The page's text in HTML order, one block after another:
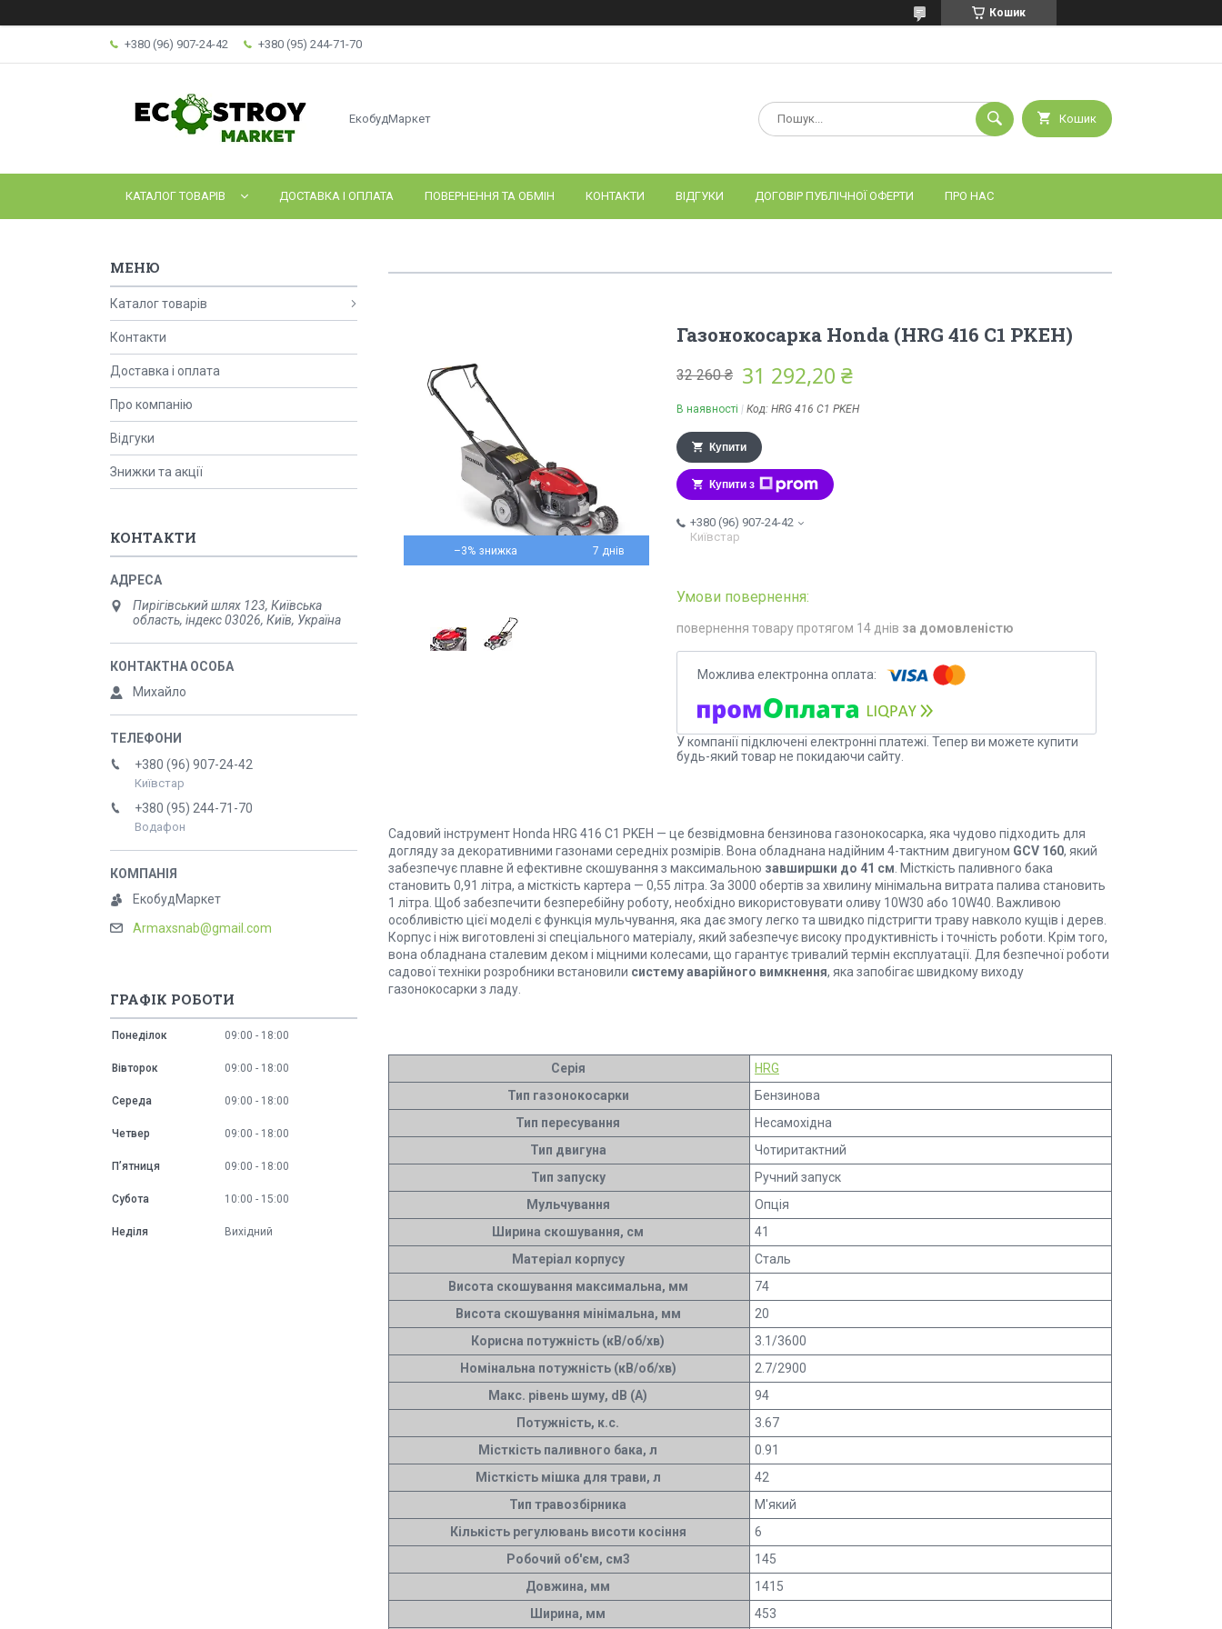
Кошик
+380 (96) 907-24-42 +380 (95) 244-71-70
ЕкобудМаркет Кошик
КАТАЛОГ ТОВАРІВ ДОСТАВКА І ОПЛАТА ПОВЕРНЕННЯ ТА ОБМІН КОНТАКТИ ВІДГУКИ ДОГОВІР ПУБЛІЧНОЇ ОФЕРТИ ПРО НАС
–3% 7 днів
Газонокосарка Honda (HRG 416 С1 PKEH)
32 260 ₴ 31 292,20 ₴
В наявності Код: HRG 416 С1 PKEH
Купити
Купити з
+380 (96) 907-24-42
Київстар
повернення товару протягом 14 днів за домовленістю
У компанії підключені електронні платежі. Тепер ви можете купити
будь-який товар не покидаючи сайту.
Садовий інструмент Honda HRG 416 С1 PKEH — це безвідмовна бензинова газонокосарка, яка чудово підходить для
догляду за декоративними газонами середніх розмірів. Вона обладнана надійним 4-тактним двигуном GCV 160, який
забезпечує плавне й ефективне скошування з максимальною завширшки до 41 см. Місткість паливного бака
становить 0,91 літра, а місткість картера — 0,55 літра. За 3000 обертів за хвилину мінімальна витрата палива становить
1 літра. Щоб забезпечити безперебійну роботу, необхідно використовувати оливу 10W30 або 10W40. Важливою
особливістю цієї моделі є функція мульчування, яка дає змогу легко та швидко підстригти траву навколо кущів і дерев.
Корпус і ніж виготовлені зі спеціального матеріалу, який забезпечує високу продуктивність і точність роботи. Крім того,
вона обладнана сталевим деком і міцними колесами, що гарантує тривалий термін експлуатації. Для безпечної роботи
садової техніки розробники встановили систему аварійного вимкнення, яка запобігає швидкому виходу
газонокосарки з ладу.
Серія
HRG
Тип газонокосарки
Бензинова
Тип пересування
Несамохідна
Тип двигуна
Чотиритактний
Тип запуску
Ручний запуск
Мульчування
Опція
Ширина скошування, см
41
Матеріал корпусу
Сталь
Висота скошування максимальна, мм
74
Висота скошування мінімальна, мм
20
Корисна потужність (кВ/об/хв)
3.1/3600
Номінальна потужність (кВ/об/хв)
2.7/2900
Макс. рівень шуму, dB (A)
94
Потужність, к.с.
3.67
Місткість паливного бака, л
0.91
Місткість мішка для трави, л
42
Тип травозбірника
М'який
Кількість регулювань висоти косіння
6
Робочий об'єм, см3
145
Довжина, мм
1415
Ширина, мм
453
Каталог товарів
Контакти
Доставка і оплата
Про компанію
Відгуки
Знижки та акції
КОНТАКТИ
Пирігівський шлях 123, Київська
область, індекс 03026, Київ, Україна
Михайло
+380 (96) 907-24-42
Київстар
+380 (95) 244-71-70
Водафон
ЕкобудМаркет
Armaxsnab@gmail.com
ГРАФІК РОБОТИ
Понеділок 09:00 18:00
Вівторок 09:00 18:00
Середа 09:00 18:00
Четвер 09:00 18:00
Пʼятниця 09:00 18:00
Субота 10:00 15:00
Неділя Вихідний